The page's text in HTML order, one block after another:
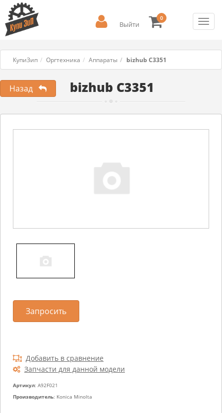
Выйти
0
КупиЗип Оргтехника Аппараты bizhub C3351
bizhub C3351
Назад
Добавить в сравнение
Запчасти для данной модели
Артикул: A92F021
Производитель: Konica Minolta
Запросить